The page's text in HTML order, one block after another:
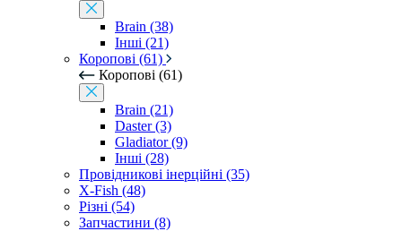
Brain (38)
Інші (21)
Коропові (61)
Коропові (61)
Brain (21)
Daster (3)
Gladiator (9)
Інші (28)
Провідникові інерційні (35)
X-Fish (48)
Різні (54)
Запчастини (8)